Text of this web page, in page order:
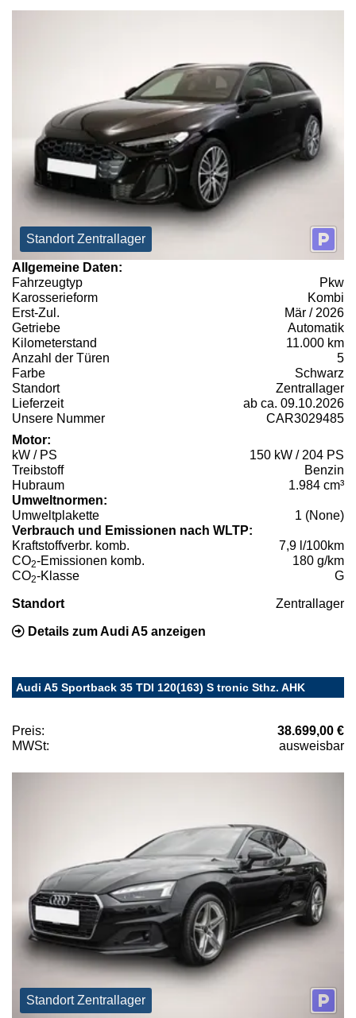
Standort Zentrallager
Allgemeine Daten:
Fahrzeugtyp
Pkw
Karosserieform
Kombi
Erst-Zul.
Mär / 2026
Getriebe
Automatik
Kilometerstand
11.000 km
Anzahl der Türen
5
Farbe
Schwarz
Standort
Zentrallager
Lieferzeit
ab ca. 09.10.2026
Unsere Nummer
CAR3029485
Motor:
kW / PS
150 kW / 204 PS
Treibstoff
Benzin
Hubraum
1.984 cm³
Umweltnormen:
Umweltplakette
1 (None)
Verbrauch und Emissionen nach WLTP:
Kraftstoffverbr. komb.
7,9 l/100km
CO2-Emissionen komb.
180 g/km
CO2-Klasse G
Standort Zentrallager
Details zum Audi A5 anzeigen
Audi A5 Sportback 35 TDI 120(163) S tronic Sthz. AHK
Preis:
38.699,00 €
MWSt:
ausweisbar
Standort Zentrallager